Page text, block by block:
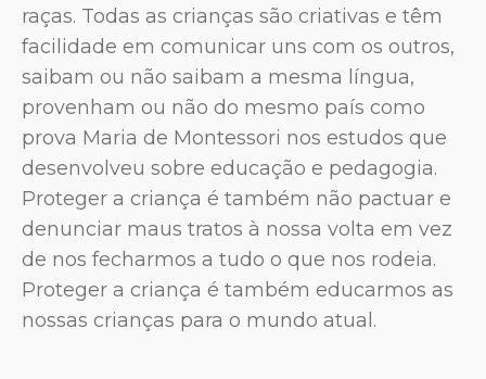
raças. Todas as crianças são criativas e têm
facilidade em comunicar uns com os outros,
saibam ou não saibam a mesma língua,
provenham ou não do mesmo país como
prova Maria de Montessori nos estudos que
desenvolveu sobre educação e pedagogia.
Proteger a criança é também não pactuar e
denunciar maus tratos à nossa volta em vez
de nos fecharmos a tudo o que nos rodeia.
Proteger a criança é também educarmos as
nossas crianças para o mundo atual.